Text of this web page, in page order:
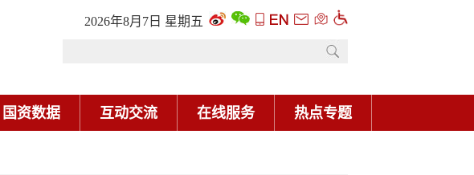
2026年8月7日 星期五
国资数据 互动交流 在线服务 热点专题